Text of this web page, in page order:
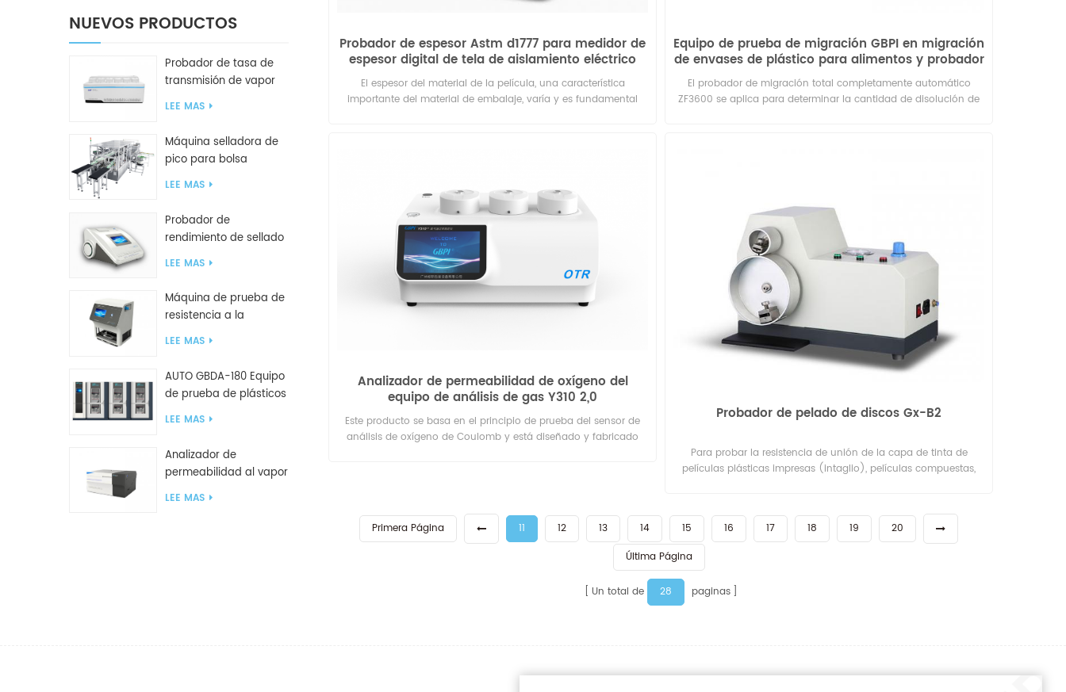
NUEVOS PRODUCTOS
Probador de tasa de
transmisión de vapor
de agua W416 2.0
LEE MAS
Máquina selladora de
pico para bolsa
inclinada GF2600-X
LEE MAS
Probador de
rendimiento de sellado
inteligente GBPI
LEE MAS
Máquina de prueba de
resistencia a la
compresión GBN200G
LEE MAS
AUTO GBDA-180 Equipo
de prueba de plásticos
para degradación de
LEE MAS
Analizador de
permeabilidad al vapor
de agua W812 (método
LEE MAS
Probador de espesor Astm d1777 para medidor de
espesor digital de tela de aislamiento eléctrico
sólido, dispositivo de prueba de espesor de dial de
papel de laboratorio
El espesor del material de la película, una característica
importante del material de embalaje, varía y es fundamental
Equipo de prueba de migración GBPI en migración
de envases de plástico para alimentos y probador
de contenido de materia no volátil
El probador de migración total completamente automático
ZF3600 se aplica para determinar la cantidad de disolución de
Analizador de permeabilidad de oxígeno del
equipo de análisis de gas Y310 2,0
Este producto se basa en el principio de prueba del sensor de
análisis de oxígeno de Coulomb y está diseñado y fabricado
Probador de pelado de discos Gx-B2
Para probar la resistencia de unión de la capa de tinta de
películas plásticas impresas (intaglio), películas compuestas,
compuesta, etc. Cumple con el estándar GB/T 7707-2008 Las
impresiones calcográficas para decoración.
Primera Página 11 12 13 14 15 16 17 18 19
20
Última Página
Un total de 28 paginas